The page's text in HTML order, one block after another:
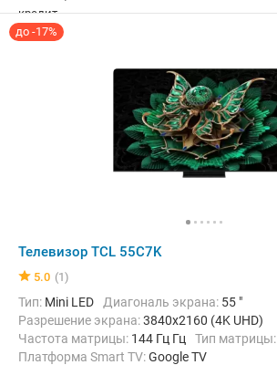
до -17%
Телевизор TCL 55C7K
5.0 (1)
Тип: Mini LED Диагональ экрана: 55 "
Разрешение экрана:3840x2160 (4K UHD)
Частота матрицы: 144 Гц Гц Тип матрицы:
Платформа Smart TV:Google TV